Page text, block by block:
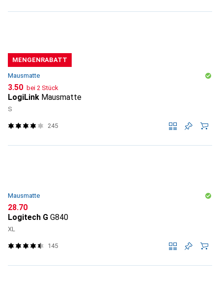
MENGENRABATT
Mausmatte
CHF
3.50 bei 2 Stück
LogiLink Mausmatte
S
245
Mausmatte
CHF
28.70
Logitech G G840
XL
145